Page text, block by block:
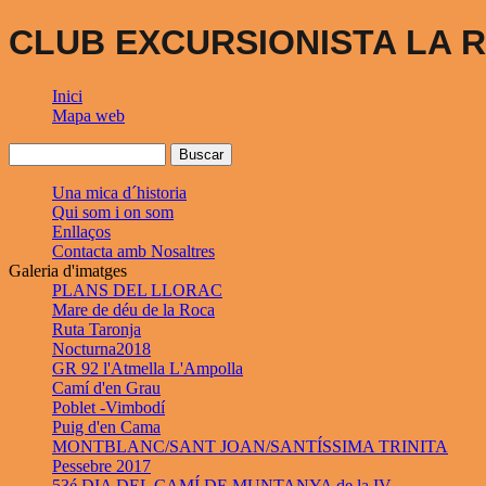
CLUB EXCURSIONISTA LA
Inici
Mapa web
Una mica d´historia
Qui som i on som
Enllaços
Contacta amb Nosaltres
Galeria d'imatges
PLANS DEL LLORAC
Mare de déu de la Roca
Ruta Taronja
Nocturna2018
GR 92 l'Atmella L'Ampolla
Camí d'en Grau
Poblet -Vimbodí
Puig d'en Cama
MONTBLANC/SANT JOAN/SANTÍSSIMA TRINITA
Pessebre 2017